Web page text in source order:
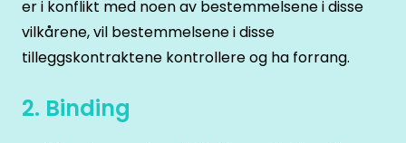
er i konflikt med noen av bestemmelsene i disse
vilkårene, vil bestemmelsene i disse
tilleggskontraktene kontrollere og ha forrang.
2. Binding